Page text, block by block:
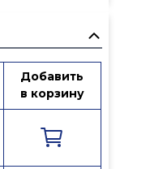
так и
Добавить
в корзину